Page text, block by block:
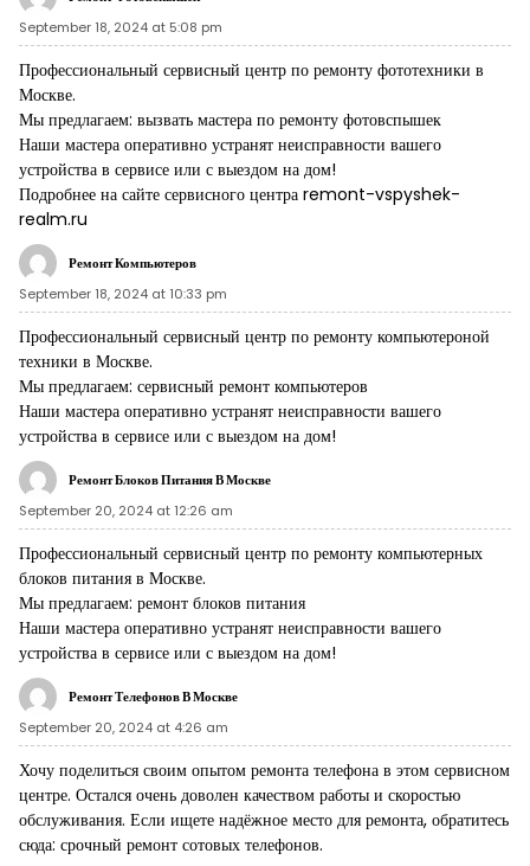
September 18, 2024 at 5:08 pm
Профессиональный сервисный центр по ремонту фототехники в
Москве.
Мы предлагаем: вызвать мастера по ремонту фотовспышек
Наши мастера оперативно устранят неисправности вашего
устройства в сервисе или с выездом на дом!
Подробнее на сайте сервисного центра remont-vspyshek-
realm.ru
Ремонт Компьютеров
September 18, 2024 at 10:33 pm
Профессиональный сервисный центр по ремонту компьютероной
техники в Москве.
Мы предлагаем: сервисный ремонт компьютеров
Наши мастера оперативно устранят неисправности вашего
устройства в сервисе или с выездом на дом!
Ремонт Блоков Питания В Москве
September 20, 2024 at 12:26 am
Профессиональный сервисный центр по ремонту компьютерных
блоков питания в Москве.
Мы предлагаем: ремонт блоков питания
Наши мастера оперативно устранят неисправности вашего
устройства в сервисе или с выездом на дом!
Ремонт Телефонов В Москве
September 20, 2024 at 4:26 am
Хочу поделиться своим опытом ремонта телефона в этом сервисном
центре. Остался очень доволен качеством работы и скоростью
обслуживания. Если ищете надёжное место для ремонта, обратитесь
сюда: срочный ремонт сотовых телефонов.